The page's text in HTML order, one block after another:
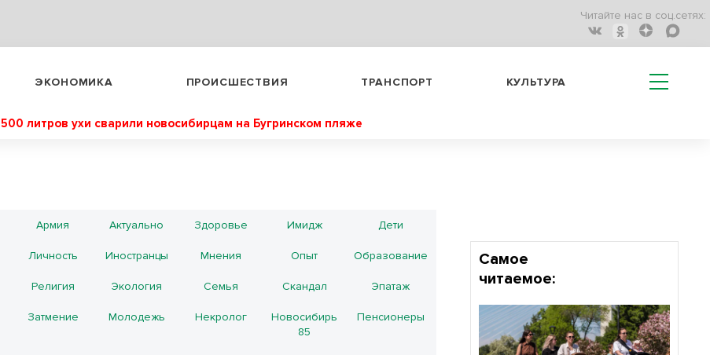
Читайте нас в соц.сетях:
ЭКОНОМИКА ПРОИСШЕСТВИЯ ТРАНСПОРТ КУЛЬТУРА
500 литров ухи сварили новосибирцам на Бугринском пляже
Армия Актуально Здоровье Имидж Дети
Личность Иностранцы Мнения Опыт Образование
Религия Экология Семья Скандал Эпатаж
Затмение Молодежь Некролог
Новосибирь
85
Пенсионеры
Самое
читаемое: